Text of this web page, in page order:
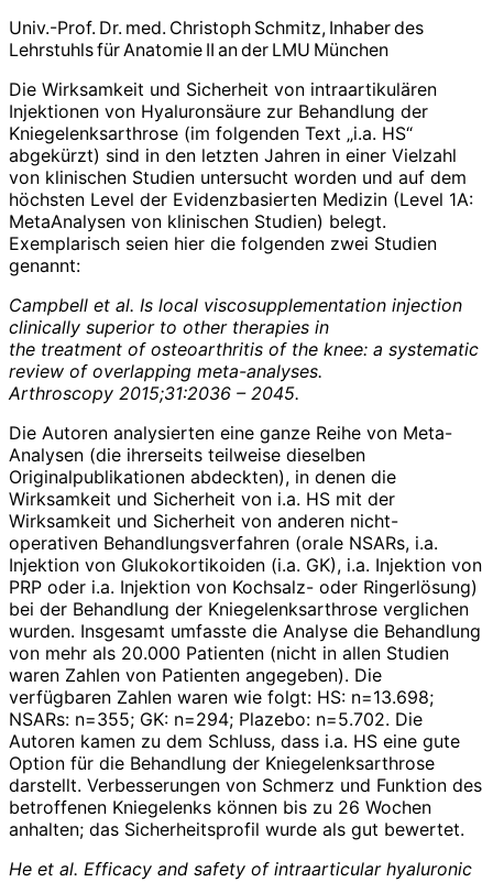
Univ.-Prof. Dr. med. Christoph Schmitz, Inhaber des
Lehrstuhls für Anatomie II an der LMU München
Die Wirksamkeit und Sicherheit von intraartikulären
Injektionen von Hyaluronsäure zur Behandlung der
Kniegelenksarthrose (im folgenden Text „i.a. HS“
abgekürzt) sind in den letzten Jahren in einer Vielzahl
von klinischen Studien untersucht worden und auf dem
höchsten Level der Evidenzbasierten Medizin (Level 1A:
MetaAnalysen von klinischen Studien) belegt.
Exemplarisch seien hier die folgenden zwei Studien
genannt:
Campbell et al. Is local viscosupplementation injection
clinically superior to other therapies in
the treatment of osteoarthritis of the knee: a systematic
review of overlapping meta-analyses.
Arthroscopy 2015;31:2036 – 2045.
Die Autoren analysierten eine ganze Reihe von Meta-
Analysen (die ihrerseits teilweise dieselben
Originalpublikationen abdeckten), in denen die
Wirksamkeit und Sicherheit von i.a. HS mit der
Wirksamkeit und Sicherheit von anderen nicht-
operativen Behandlungsverfahren (orale NSARs, i.a.
Injektion von Glukokortikoiden (i.a. GK), i.a. Injektion von
PRP oder i.a. Injektion von Kochsalz- oder Ringerlösung)
bei der Behandlung der Kniegelenksarthrose verglichen
wurden. Insgesamt umfasste die Analyse die Behandlung
von mehr als 20.000 Patienten (nicht in allen Studien
waren Zahlen von Patienten angegeben). Die
verfügbaren Zahlen waren wie folgt: HS: n=13.698;
NSARs: n=355; GK: n=294; Plazebo: n=5.702. Die
Autoren kamen zu dem Schluss, dass i.a. HS eine gute
Option für die Behandlung der Kniegelenksarthrose
darstellt. Verbesserungen von Schmerz und Funktion des
betroffenen Kniegelenks können bis zu 26 Wochen
anhalten; das Sicherheitsprofil wurde als gut bewertet.
He et al. Efficacy and safety of intraarticular hyaluronic